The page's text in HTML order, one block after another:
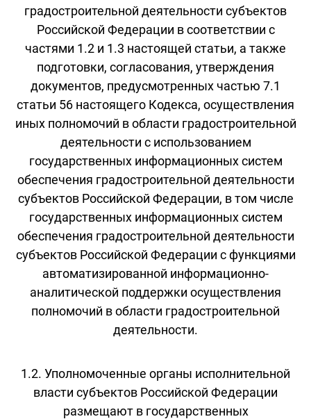
градостроительной деятельности субъектов
Российской Федерации в соответствии с
частями 1.2 и 1.3 настоящей статьи, а также
подготовки, согласования, утверждения
документов, предусмотренных частью 7.1
статьи 56 настоящего Кодекса, осуществления
иных полномочий в области градостроительной
деятельности с использованием
государственных информационных систем
обеспечения градостроительной деятельности
субъектов Российской Федерации, в том числе
государственных информационных систем
обеспечения градостроительной деятельности
субъектов Российской Федерации с функциями
автоматизированной информационно-
аналитической поддержки осуществления
полномочий в области градостроительной
деятельности.
1.2. Уполномоченные органы исполнительной
власти субъектов Российской Федерации
размещают в государственных